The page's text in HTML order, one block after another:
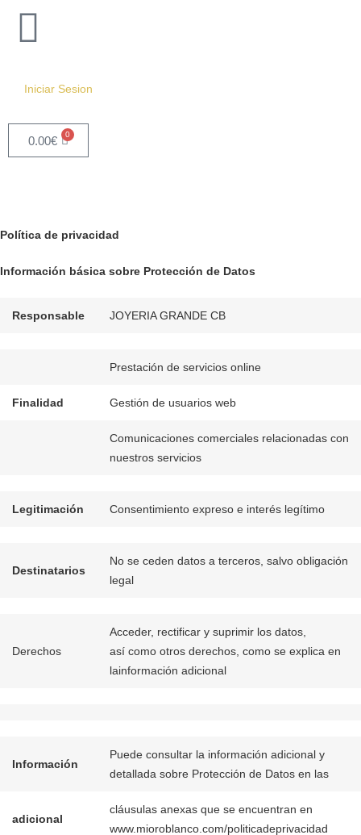
Iniciar Sesion
0.00€ 0
Política de privacidad
Información básica sobre Protección de Datos
Responsable JOYERIA GRANDE CB
Prestación de servicios online
Finalidad Gestión de usuarios web
Comunicaciones comerciales relacionadas con
nuestros servicios
Legitimación Consentimiento expreso e interés legítimo
Destinatarios
No se ceden datos a terceros, salvo obligación
legal
Derechos
Acceder, rectificar y suprimir los datos,
así como otros derechos, como se explica en
lainformación adicional
Información
Puede consultar la información adicional y
detallada sobre Protección de Datos en las
adicional
cláusulas anexas que se encuentran en
www.mioroblanco.com/politicadeprivacidad